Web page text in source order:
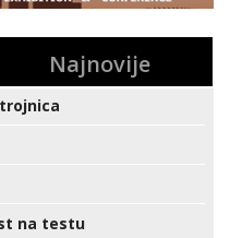
Najnovije
na testu